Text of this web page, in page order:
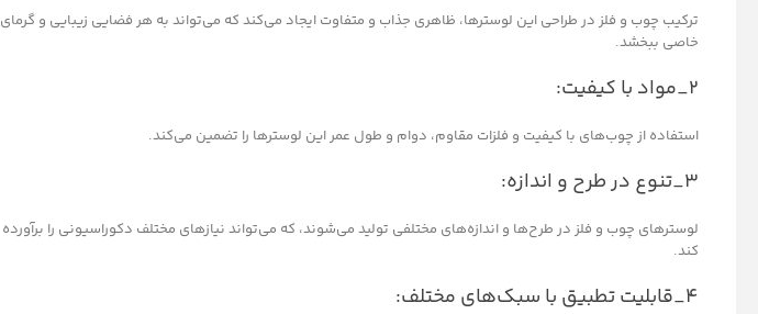
ترکیب چوب و فلز در طراحی این لوسترها، ظاهری جذاب و متفاوت ایجاد می‌کند که می‌تواند به هر فضایی زیبایی و گرمای
خاصی ببخشد.
۲_مواد با کیفیت:
استفاده از چوب‌های با کیفیت و فلزات مقاوم، دوام و طول عمر این لوسترها را تضمین می‌کند.
۳_تنوع در طرح و اندازه:
لوسترهای چوب و فلز در طرح‌ها و اندازه‌های مختلفی تولید می‌شوند، که می‌تواند نیازهای مختلف دکوراسیونی را برآورده
کند.
۴_قابلیت تطبیق با سبک‌های مختلف: